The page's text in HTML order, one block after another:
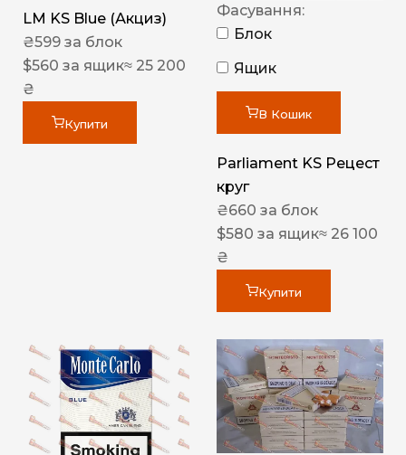
LM KS Blue (Акциз)
₴599 за блок
$560 за ящик≈ 25 200
₴
Купити
Фасування:
Блок
Ящик
В Кошик
Parliament KS Рецест
круг
₴660 за блок
$580 за ящик≈ 26 100
₴
Купити